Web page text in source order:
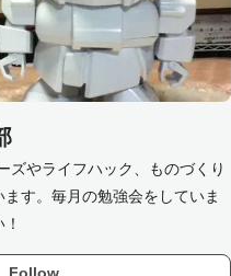
ズやライフハック、ものづくり
す。毎月の勉強会をしていま
Follow